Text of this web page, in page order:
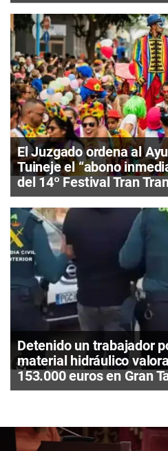
El Juzgado ordena al
Tuineje el “abono
del 14º Festival Tran
Detenido un trabajador
material hidráulico
153.000 euros en Gran